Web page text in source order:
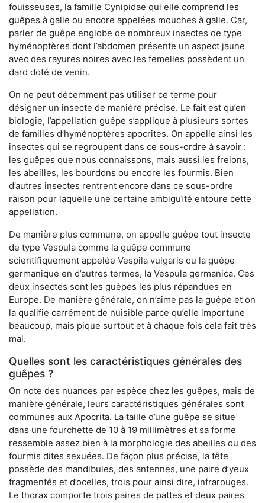
fouisseuses, la famille Cynipidae qui elle comprend les
guêpes à galle ou encore appelées mouches à galle. Car,
parler de guêpe englobe de nombreux insectes de type
hyménoptères dont l’abdomen présente un aspect jaune
avec des rayures noires avec les femelles possèdent un
dard doté de venin.
On ne peut décemment pas utiliser ce terme pour
désigner un insecte de manière précise. Le fait est qu’en
biologie, l’appellation guêpe s’applique à plusieurs sortes
de familles d’hyménoptères apocrites. On appelle ainsi les
insectes qui se regroupent dans ce sous-ordre à savoir :
les guêpes que nous connaissons, mais aussi les frelons,
les abeilles, les bourdons ou encore les fourmis. Bien
d’autres insectes rentrent encore dans ce sous-ordre
raison pour laquelle une certaine ambiguïté entoure cette
appellation.
De manière plus commune, on appelle guêpe tout insecte
de type Vespula comme la guêpe commune
scientifiquement appelée Vespila vulgaris ou la guêpe
germanique en d’autres termes, la Vespula germanica. Ces
deux insectes sont les guêpes les plus répandues en
Europe. De manière générale, on n’aime pas la guêpe et on
la qualifie carrément de nuisible parce qu’elle importune
beaucoup, mais pique surtout et à chaque fois cela fait très
mal.
Quelles sont les caractéristiques générales des
guêpes ?
On note des nuances par espèce chez les guêpes, mais de
manière générale, leurs caractéristiques générales sont
communes aux Apocrita. La taille d’une guêpe se situe
dans une fourchette de 10 à 19 millimètres et sa forme
ressemble assez bien à la morphologie des abeilles ou des
fourmis dites sexuées. De façon plus précise, la tête
possède des mandibules, des antennes, une paire d’yeux
fragmentés et d’ocelles, trois pour ainsi dire, infrarouges.
Le thorax comporte trois paires de pattes et deux paires